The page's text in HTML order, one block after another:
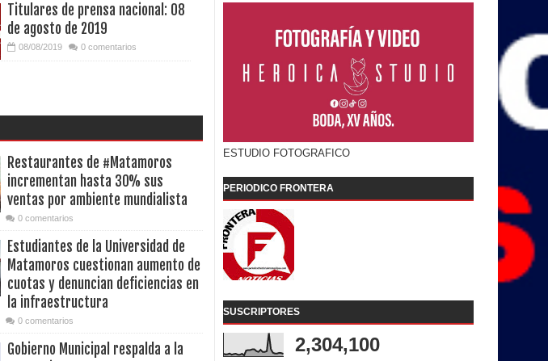
Titulares de prensa nacional: 08
de agosto de 2019
08/08/2019 0 comentarios
Restaurantes de #Matamoros
incrementan hasta 30% sus
ventas por ambiente mundialista
0 comentarios
Estudiantes de la Universidad de
Matamoros cuestionan aumento de
cuotas y denuncian deficiencias en
la infraestructura
0 comentarios
Gobierno Municipal respalda a la
ESTUDIO FOTOGRAFICO
PERIODICO FRONTERA
SUSCRIPTORES
2,304,100